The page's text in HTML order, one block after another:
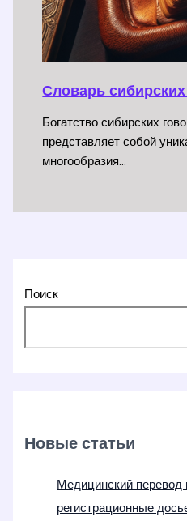
Словарь
Богатство сибирских
представляет собой
многообразия…
Поиск
Новые статьи
Медицинский перевод
регистрационные